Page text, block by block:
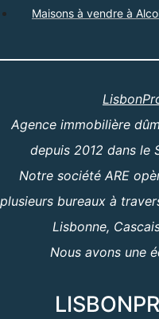
Maisons à vendre à
Agence immobilière
depuis 2012 dans le
Notre société ARE
plusieurs bureaux à
Lisbonne,
Nous avons une